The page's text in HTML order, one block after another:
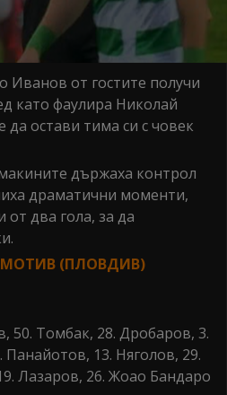
Иванов от гостите получи
като фаулира Николай
да остави тима си с човек
държаха контрол
драматични моменти,
от два гола, за да
(ПЛОВДИВ)
50. Томбак, 28. Дробаров, 3.
13. Няголов, 29.
Лазаров, 26. Жоао Бандаро